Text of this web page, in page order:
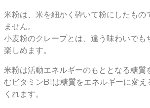
米粉は、米を細かく砕いて粉にしたもの
ません。
小麦粉のクレープとは、違う味わいでも
楽しめます。
米粉は活動エネルギーのもととなる糖質
むビタミンB1は糖質をエネルギーに変え
くれます。